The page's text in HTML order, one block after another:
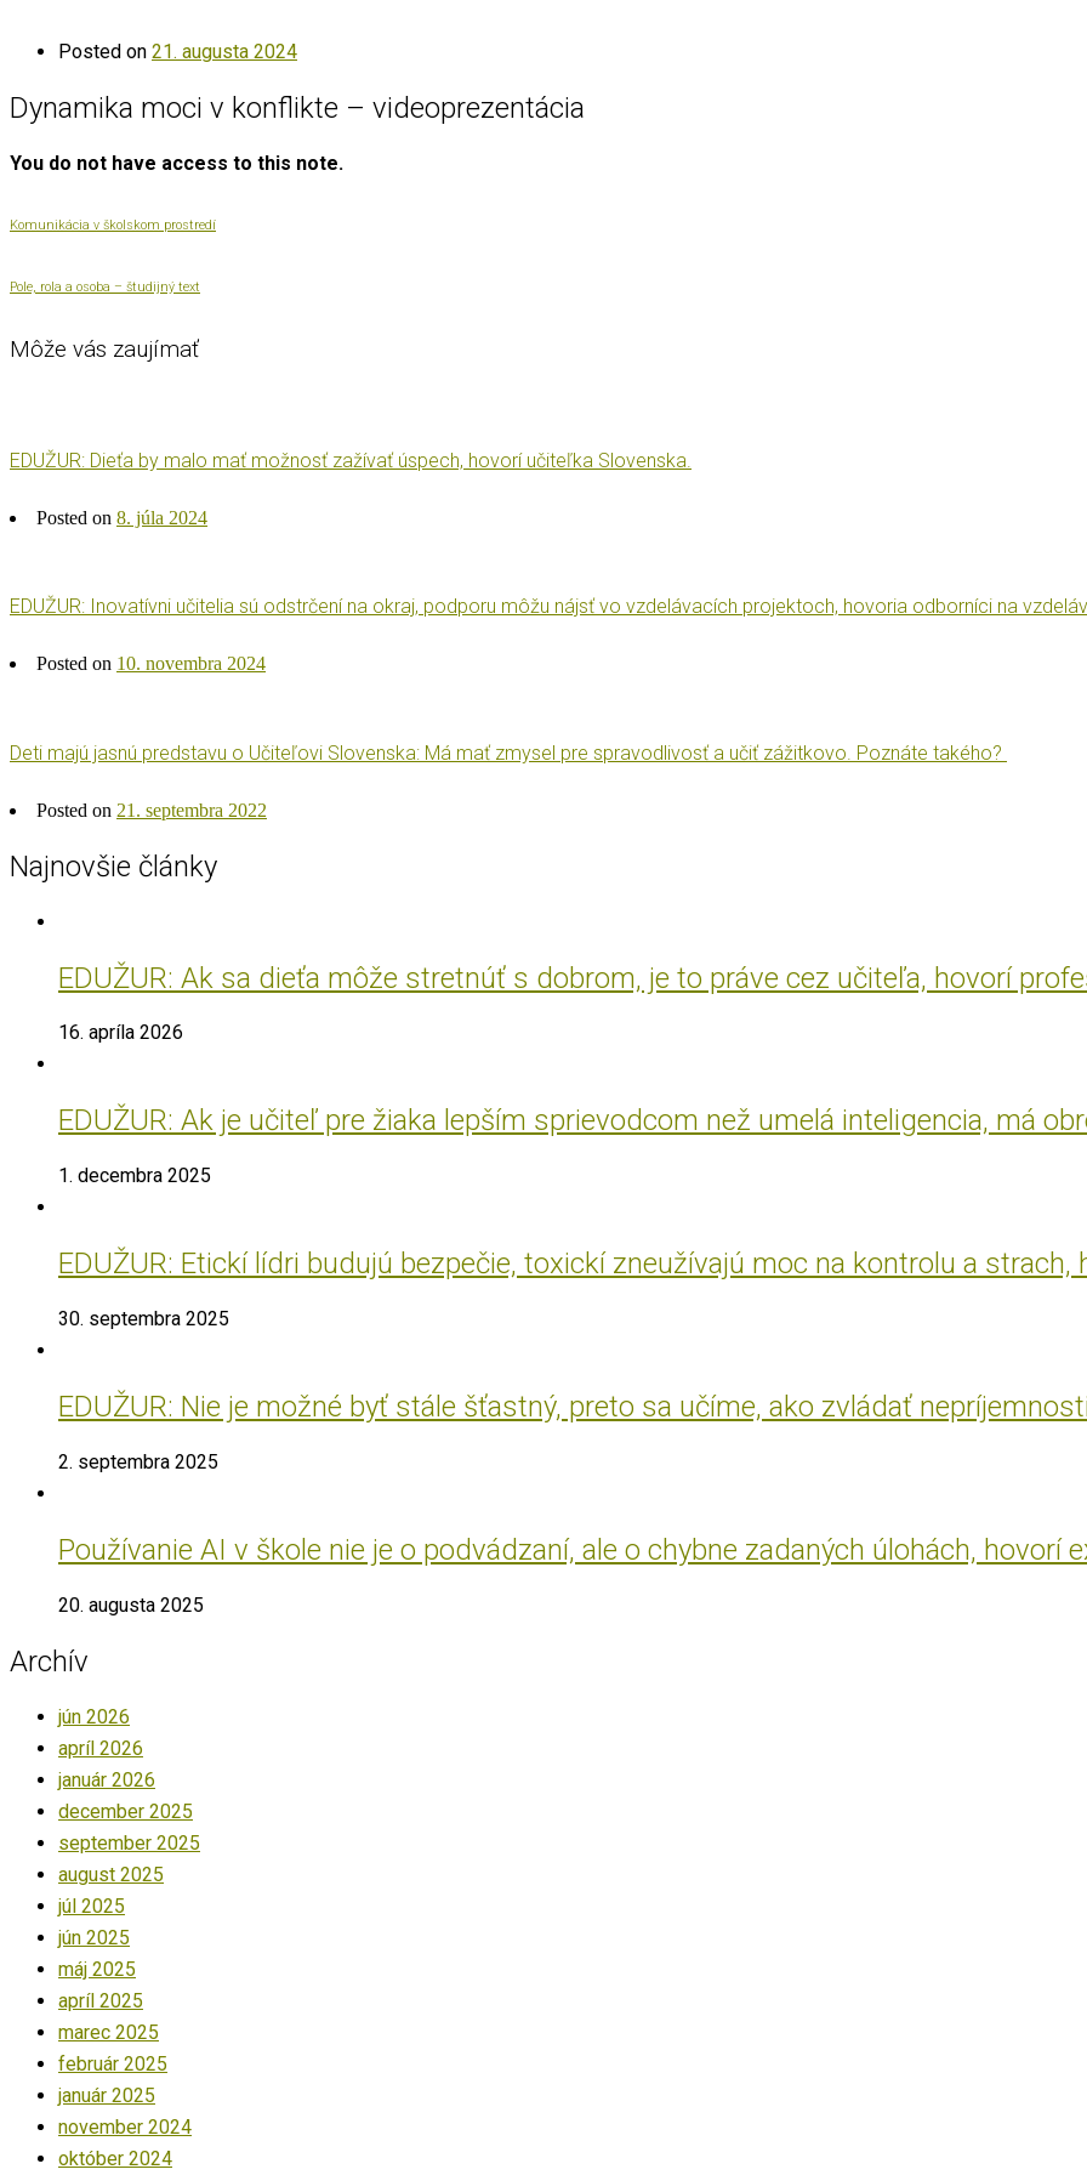
Posted on 21. augusta 2024
Dynamika moci v konflikte – videoprezentácia
You do not have access to this note.
Komunikácia v školskom prostredí
Pole, rola a osoba – študijný text
Môže vás zaujímať
EDUŽUR: Dieťa by malo mať možnosť zažívať úspech, hovorí učiteľka Slovenska.
Posted on 8. júla 2024
EDUŽUR: Inovatívni učitelia sú odstrčení na okraj, podporu môžu nájsť vo vzdelávacích projektoch, hovoria odborníci na
Posted on 10. novembra 2024
Deti majú jasnú predstavu o Učiteľovi Slovenska: Má mať zmysel pre spravodlivosť a učiť zážitkovo. Poznáte takého?
Posted on 21. septembra 2022
Najnovšie články
EDUŽUR: Ak sa dieťa môže stretnúť s dobrom, je to práve cez učiteľa, hovorí
16. apríla 2026
EDUŽUR: Ak je učiteľ pre žiaka lepším sprievodcom než umelá inteligencia, má
1. decembra 2025
EDUŽUR: Etickí lídri budujú bezpečie, toxickí zneužívajú moc na kontrolu a strach,
30. septembra 2025
EDUŽUR: Nie je možné byť stále šťastný, preto sa učíme, ako zvládať
2. septembra 2025
Používanie AI v škole nie je o podvádzaní, ale o chybne zadaných úlohách, hovorí
20. augusta 2025
Archív
jún 2026
apríl 2026
január 2026
december 2025
september 2025
august 2025
júl 2025
jún 2025
máj 2025
apríl 2025
marec 2025
február 2025
január 2025
november 2024
október 2024